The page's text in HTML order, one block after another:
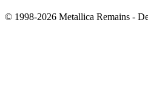
© 1998-2026 Metallica Remains -